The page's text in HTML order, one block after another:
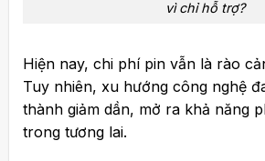
vì chỉ hỗ trợ?
Hiện nay, chi phí pin vẫn là rào
Tuy nhiên, xu hướng công nghệ
thành giảm dần, mở ra khả năng
trong tương lai.